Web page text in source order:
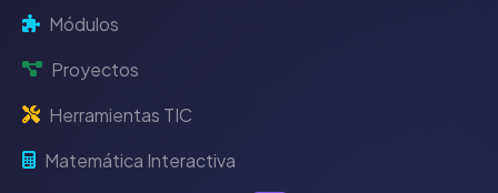
Módulos
Proyectos
Herramientas TIC
Matemática Interactiva